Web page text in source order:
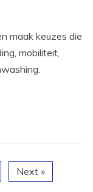
maak keuzes die
mobiliteit,
Next »